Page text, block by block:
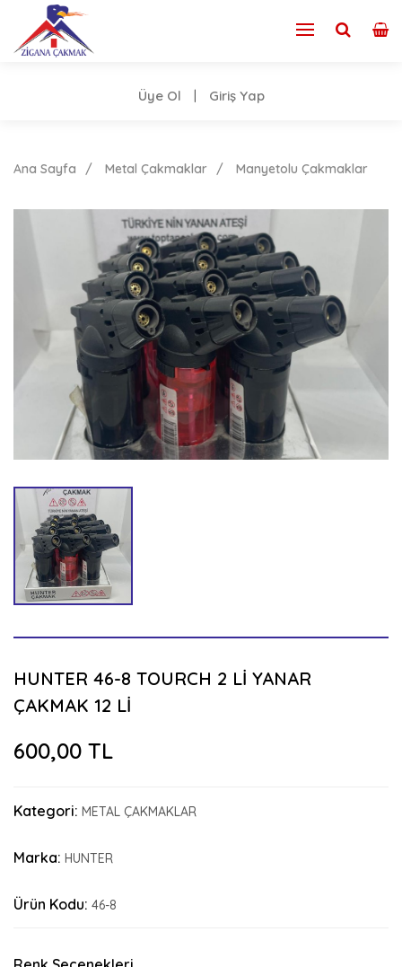
Üye Ol Giriş Yap
Ana Sayfa Metal Çakmaklar Manyetolu Çakmaklar
HUNTER 46-8 TOURCH 2 Lİ YANAR
ÇAKMAK 12 Lİ
600,00 TL
Kategori: METAL ÇAKMAKLAR
Marka: HUNTER
Ürün Kodu: 46-8